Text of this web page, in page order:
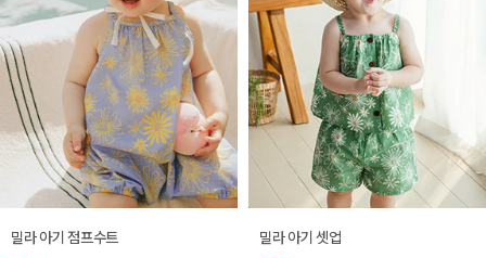
토닉 아기 민소매 티셔츠 베티 니트 아기 민소매 티셔츠